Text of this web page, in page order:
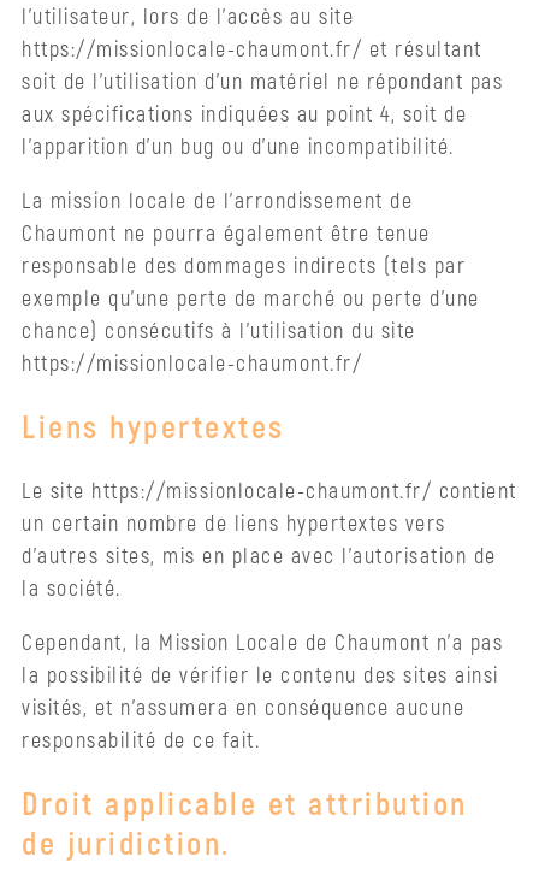
l’utilisateur, lors de l’accès au site
https://missionlocale-chaumont.fr/ et résultant
soit de l’utilisation d’un matériel ne répondant pas
aux spécifications indiquées au point 4, soit de
l’apparition d’un bug ou d’une incompatibilité.
La mission locale de l’arrondissement de
Chaumont ne pourra également être tenue
responsable des dommages indirects (tels par
exemple qu’une perte de marché ou perte d’une
chance) consécutifs à l’utilisation du site
https://missionlocale-chaumont.fr/
Liens hypertextes
Le site https://missionlocale-chaumont.fr/ contient
un certain nombre de liens hypertextes vers
d’autres sites, mis en place avec l’autorisation de
la société.
Cependant, la Mission Locale de Chaumont n’a pas
la possibilité de vérifier le contenu des sites ainsi
visités, et n’assumera en conséquence aucune
responsabilité de ce fait.
Droit applicable et attribution
de juridiction.